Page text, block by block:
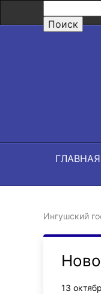
ГЛАВНАЯ
Ингушский
13